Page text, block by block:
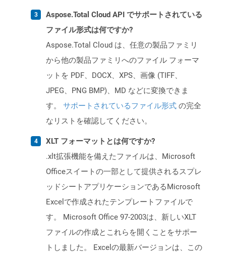
Aspose.Total Cloud API でサポートされている
ファイル形式は何ですか?
Aspose.Total Cloud は、任意の製品ファミリ
から他の製品ファミリへのファイル フォーマ
ットを PDF、DOCX、XPS、画像 (TIFF、
JPEG、PNG BMP)、MD などに変換できま
す。 サポートされているファイル形式 の完全
なリストを確認してください。
XLT フォーマットとは何ですか?
.xlt拡張機能を備えたファイルは、Microsoft
Officeスイートの一部として提供されるスプレ
ッドシートアプリケーションであるMicrosoft
Excelで作成されたテンプレートファイルで
す。 Microsoft Office 97-2003は、新しいXLT
ファイルの作成とこれらを開くことをサポー
トしました。 Excelの最新バージョンは、この